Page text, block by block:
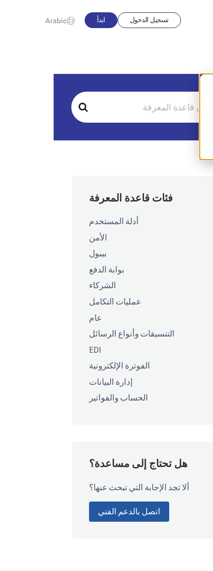
تسجيل الدخول ابدأ Arabic
فئات قاعدة المعرفة
أدلة المستخدم
الأمن
بيبول
بوابة الدفع
الشركاء
عمليات التكامل
عام
التنسيقات وأنواع الرسائل
EDI
الفوترة الإلكترونية
إدارة البيانات
الحساب والفواتير
هل تحتاج إلى مساعدة؟
ألا تجد الإجابة التي تبحث عنها؟
اتصل بالدعم الفني